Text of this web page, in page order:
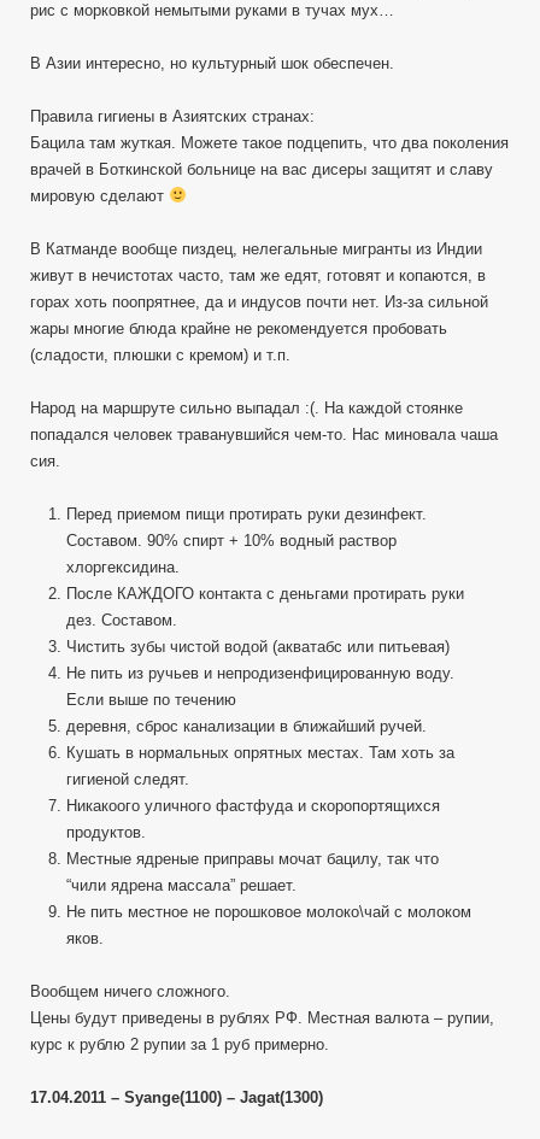
рис с морковкой немытыми руками в тучах мух…
В Азии интересно, но культурный шок обеспечен.
Правила гигиены в Азиятских странах:
Бацила там жуткая. Можете такое подцепить, что два поколения
врачей в Боткинской больнице на вас дисеры защитят и славу
мировую сделают
В Катманде вообще пиздец, нелегальные мигранты из Индии
живут в нечистотах часто, там же едят, готовят и копаются, в
горах хоть поопрятнее, да и индусов почти нет. Из-за сильной
жары многие блюда крайне не рекомендуется пробовать
(сладости, плюшки с кремом) и т.п.
Народ на маршруте сильно выпадал :(. На каждой стоянке
попадался человек траванувшийся чем-то. Нас миновала чаша
сия.
Перед приемом пищи протирать руки дезинфект.
Составом. 90% спирт + 10% водный раствор
хлоргексидина.
После КАЖДОГО контакта с деньгами протирать руки
дез. Составом.
Чистить зубы чистой водой (акватабс или питьевая)
Не пить из ручьев и непродизенфицированную воду.
Если выше по течению
деревня, сброс канализации в ближайший ручей.
Кушать в нормальных опрятных местах. Там хоть за
гигиеной следят.
Никакоого уличного фастфуда и скоропортящихся
продуктов.
Местные ядреные приправы мочат бацилу, так что
“чили ядрена массала” решает.
Не пить местное не порошковое молоко\чай с молоком
яков.
Вообщем ничего сложного.
Цены будут приведены в рублях РФ. Местная валюта – рупии,
курс к рублю 2 рупии за 1 руб примерно.
17.04.2011 – Syange(1100) – Jagat(1300)